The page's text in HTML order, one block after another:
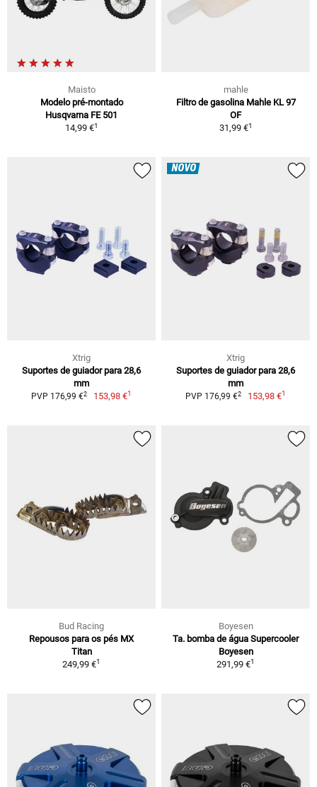
Maisto
Modelo pré-montado
Husqvarna FE 501
14,99 €1
mahle
Filtro de gasolina Mahle KL 97
OF
31,99 €1
Xtrig
Suportes de guiador para 28,6
mm
PVP 176,99 €2 153,98 €1
NOVO
Xtrig
Suportes de guiador para 28,6
mm
PVP 176,99 €2 153,98 €1
Bud Racing
Repousos para os pés MX
Titan
249,99 €1
Boyesen
Ta. bomba de água Supercooler
Boyesen
291,99 €1